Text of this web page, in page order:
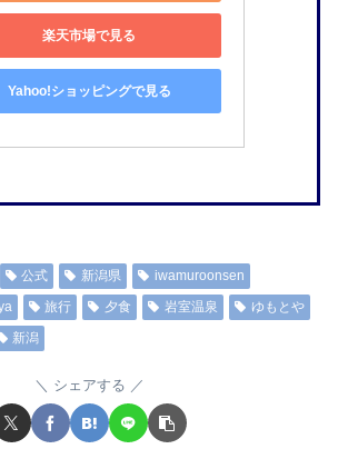
楽天市場で見る
Yahoo!ショッピングで見る
公式 新潟県
iwamuroonsen
旅行 夕食 岩室温泉
ゆもとや
新潟
シェアする